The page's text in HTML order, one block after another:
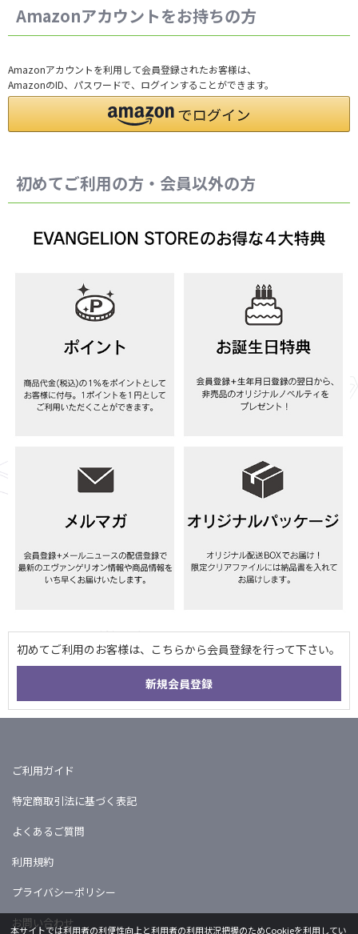
Amazonアカウントをお持ちの方
Amazonアカウントを利用して会員登録されたお客様は、
AmazonのID、パスワードで、ログインすることができます。
初めてご利用の方・会員以外の方
ご利用ガイド
特定商取引法に基づく表記
よくあるご質問
利用規約
プライバシーポリシー
お問い合わせ
本サイトでは利用者の利便性向上と利用者の利用状況把握のためCookieを利用してい